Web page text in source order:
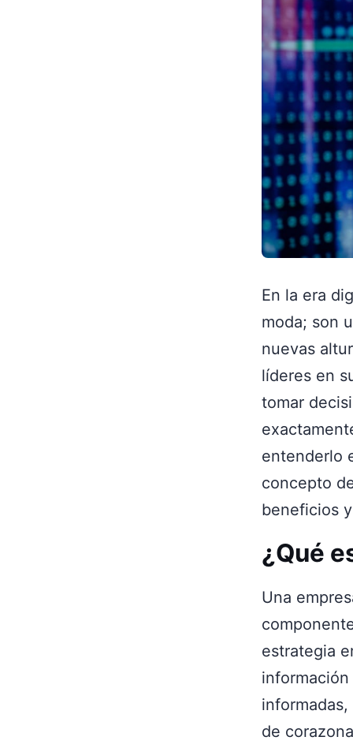
En la era
moda; son
nuevas
líderes en
tomar
entenderlo
concepto
beneficios
¿Qué
Una
estrategia
de